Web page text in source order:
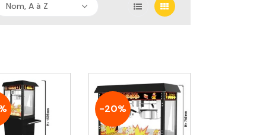
Nom, A à Z
-20%